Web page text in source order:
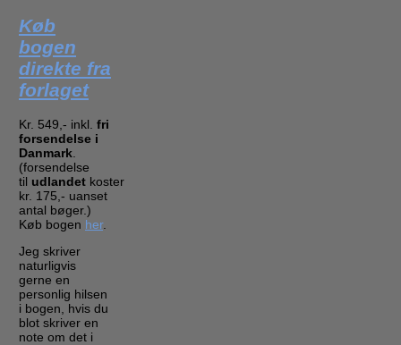
Køb
bogen
direkte fra
forlaget
Kr. 549,- inkl. fri
forsendelse i
Danmark
(forsendelse
til udlandet koster
kr. 175,- uanset
antal bøger.)
Køb bogen her.
Jeg skriver
naturligvis
gerne en
personlig hilsen
i bogen, hvis du
blot skriver en
note om det i